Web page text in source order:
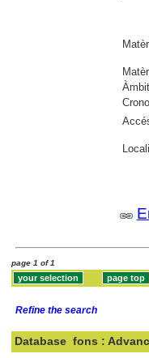
page 1 of 1
Refine the search
Database fons :